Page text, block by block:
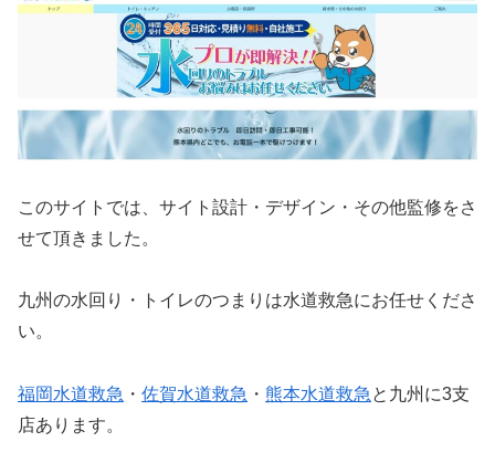
このサイトでは、サイト設計・デザイン・その他監修をさ
せて頂きました。
九州の水回り・トイレのつまりは水道救急にお任せくださ
い。
福岡水道救急 ・ 佐賀水道救急 ・ 熊本水道救急 と九州に3支
店あります。